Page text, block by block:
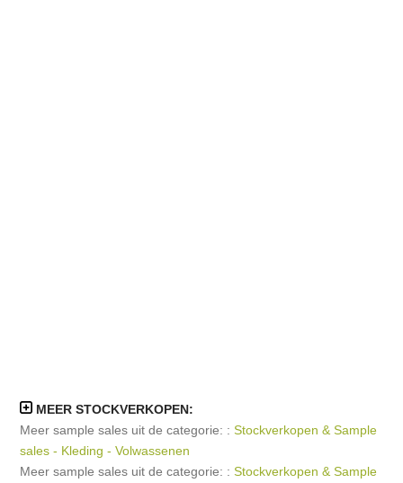
MEER STOCKVERKOPEN:
Meer sample sales uit de categorie: :Stockverkopen & Sample
sales - Kleding - Volwassenen
Meer sample sales uit de categorie: :Stockverkopen & Sample